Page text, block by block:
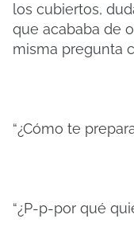
los cubiertos,
que acababa de
misma pregunta
“¿Cómo te
“¿P-p-por qué